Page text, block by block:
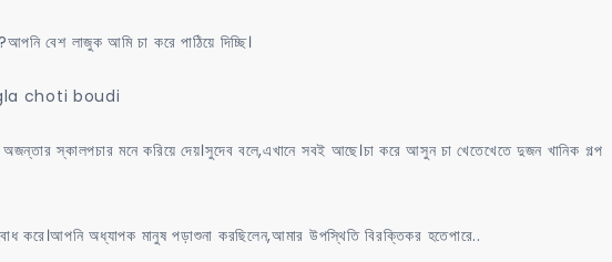
বেশ লাজুক আমি চা করে পাঠিয়ে দিচ্ছি।
choti boudi
অজন্তার স্কালপচার মনে করিয়ে দেয়।সুদেব বলে,এখানে সবই আছে।চা করে আসুন চা খেতেখেতে দুজন খানিক গল্প
করে।আপনি অধ্যাপক মানুষ পড়াশুনা করছিলেন,আমার উপস্থিতি বিরক্তিকর হতেপারে..